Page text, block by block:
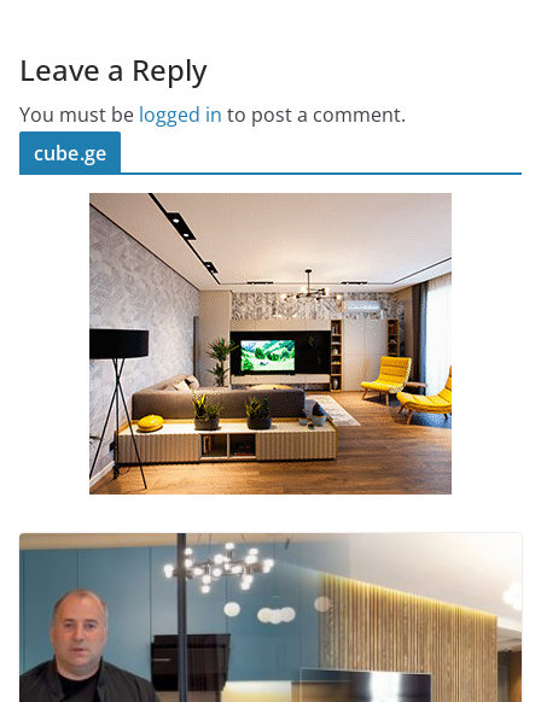
Leave a Reply
You must be logged in to post a comment.
cube.ge